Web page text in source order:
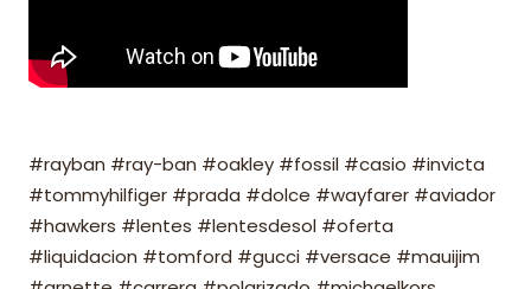
#rayban #ray-ban #oakley #fossil #casio #invicta
#tommyhilfiger #prada #dolce #wayfarer #aviador
#hawkers #lentes #lentesdesol #oferta
#liquidacion #tomford #gucci #versace #mauijim